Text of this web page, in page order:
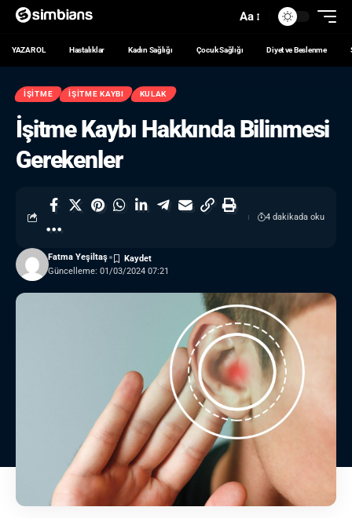
Aa
YAZAR OL Hastalıklar Kadın Sağlığı Çocuk Sağlığı Diyet ve Beslenme
İŞITME İŞITME KAYBI KULAK
İşitme Kaybı Hakkında Bilinmesi
Gerekenler
Güncelleme: 01/03/2024 07:21
Fatma Yeşiltaş
4 dakikada oku